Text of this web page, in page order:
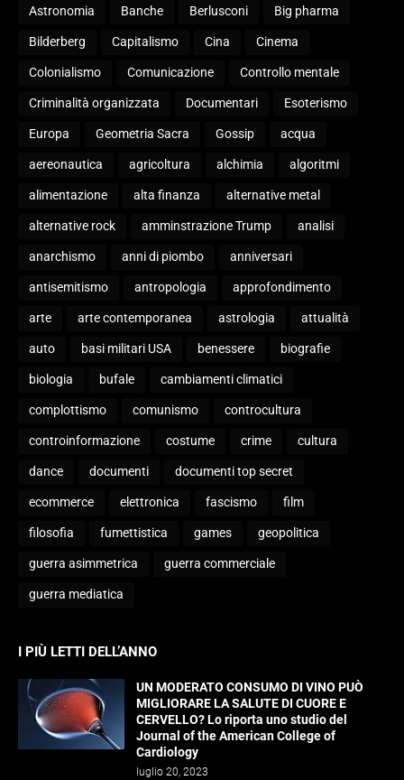
Astronomia Banche Berlusconi Big pharma
Bilderberg Capitalismo Cina Cinema
Colonialismo Comunicazione Controllo mentale
Criminalità organizzata Documentari Esoterismo
Europa Geometria Sacra Gossip acqua
aereonautica agricoltura alchimia algoritmi
alimentazione alta finanza alternative metal
alternative rock amminstrazione Trump analisi
anarchismo anni di piombo anniversari
antisemitismo antropologia approfondimento
arte arte contemporanea astrologia attualità
auto basi militari USA benessere biografie
biologia bufale cambiamenti climatici
complottismo comunismo controcultura
controinformazione costume crime cultura
dance documenti documenti top secret
ecommerce elettronica fascismo film
filosofia fumettistica games geopolitica
guerra asimmetrica guerra commerciale
guerra mediatica
I PIÙ LETTI DELL’ANNO
UN MODERATO CONSUMO DI VINO PUÒ
MIGLIORARE LA SALUTE DI CUORE E
CERVELLO? Lo riporta uno studio del
Journal of the American College of
Cardiology
luglio 20, 2023